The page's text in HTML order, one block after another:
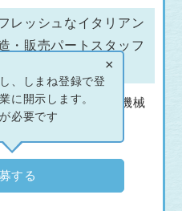
レッシュなイタリアン
・販売パートスタッフ
方でも操作が可能な機械
販売のお仕事です。
する
×
、しまね登録で登
に開示します。
必要です